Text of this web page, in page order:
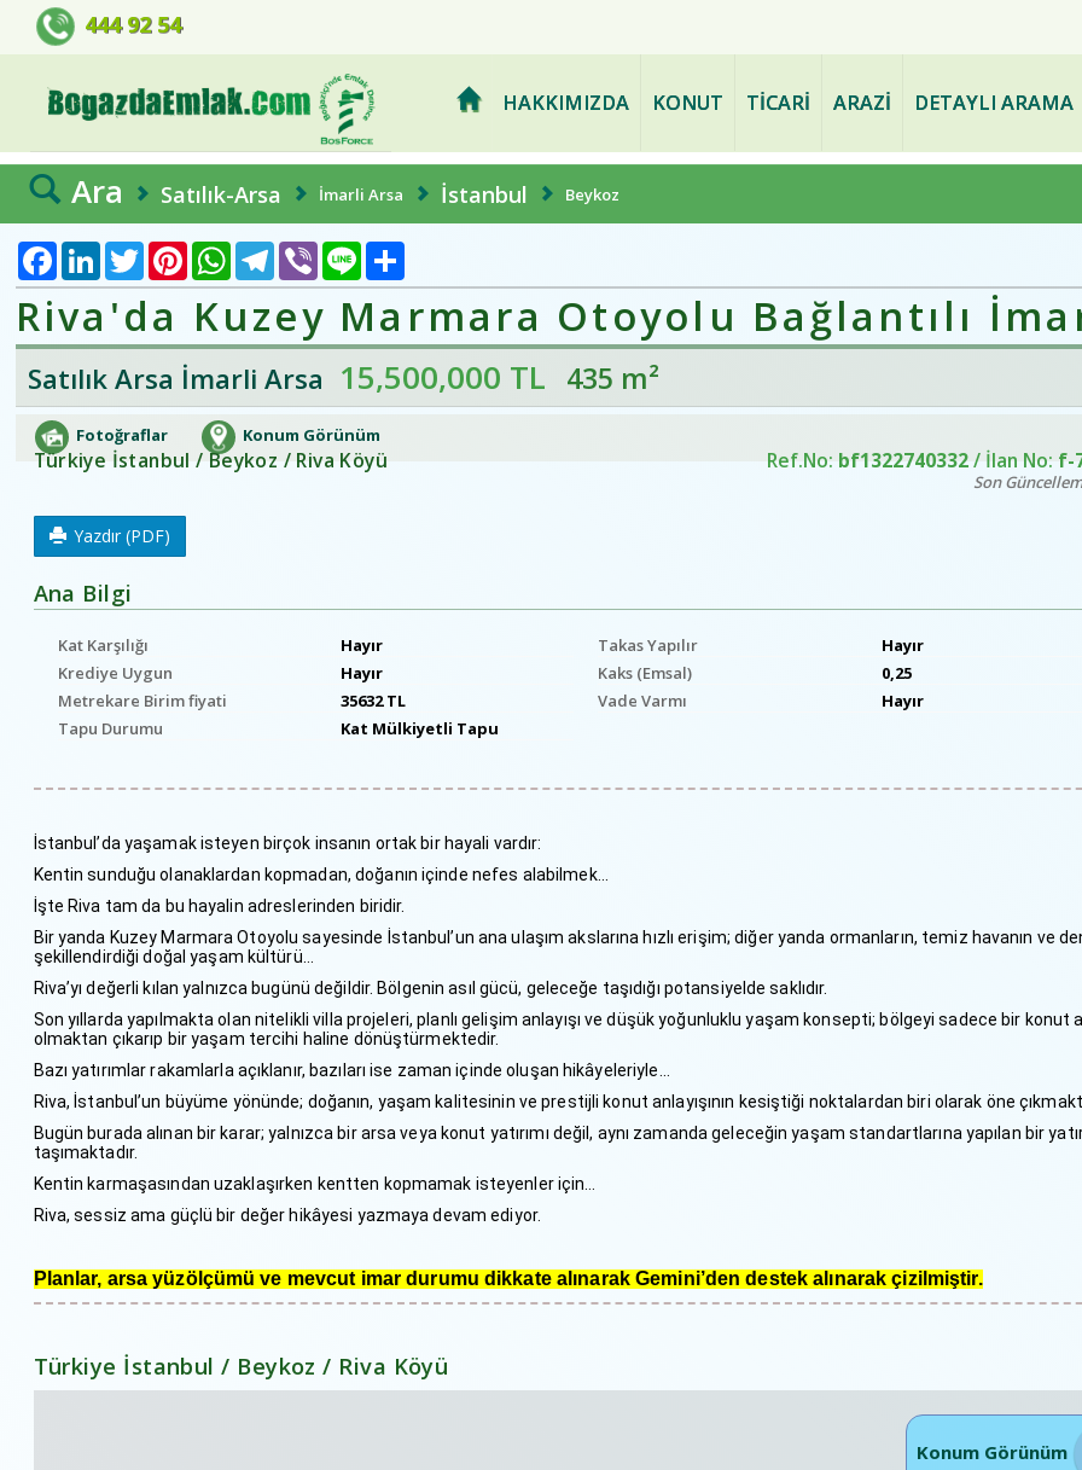
BOSFORCE EMLAK GELİŞTİRME ve PAZARLAMA -
444 92 54
HAKKIMIZDA KONUT TİCARİ ARAZİ DETAYLI ARAMA
Ara Satılık-Arsa İmarli Arsa İstanbul Beykoz
FacebookLinkedInTwitterPinterestWhatsAppTelegram
Viber Line Share
Riva'da Kuzey Marmara Otoyolu Bağlantılı
Satılık Arsa İmarli Arsa 15,500,000 TL 435 m²
Fotoğraflar Konum Görünüm
Türkiye İstanbul / Beykoz / Riva Köyü Ref.No: bf1322740332/ İlan No: f-
Son
Yazdır (PDF)
Ana Bilgi
Kat Karşılığı Hayır Takas Yapılır
Hayır
Krediye Uygun
Hayır Kaks (Emsal)
0,25
Metrekare Birim fiyati
35632 TL Vade Varmı
Hayır
Tapu Durumu
Kat Mülkiyetli Tapu
İstanbul’da yaşamak isteyen birçok insanın ortak bir hayali vardır:
Kentin sunduğu olanaklardan kopmadan, doğanın içinde nefes alabilmek…
İşte Riva tam da bu hayalin adreslerinden biridir.
Bir yanda Kuzey Marmara Otoyolu sayesinde İstanbul’un ana ulaşım akslarına hızlı erişim; diğer yanda ormanların, temiz havanın ve
şekillendirdiği doğal yaşam kültürü…
Riva’yı değerli kılan yalnızca bugünü değildir. Bölgenin asıl gücü, geleceğe taşıdığı potansiyelde saklıdır.
Son yıllarda yapılmakta olan nitelikli villa projeleri, planlı gelişim anlayışı ve düşük yoğunluklu yaşam konsepti; bölgeyi sadece bir konut
olmaktan çıkarıp bir yaşam tercihi haline dönüştürmektedir.
Bazı yatırımlar rakamlarla açıklanır, bazıları ise zaman içinde oluşan hikâyeleriyle…
Riva, İstanbul’un büyüme yönünde; doğanın, yaşam kalitesinin ve prestijli konut anlayışının kesiştiği noktalardan biri olarak öne
Bugün burada alınan bir karar; yalnızca bir arsa veya konut yatırımı değil, aynı zamanda geleceğin yaşam standartlarına yapılan bir
taşımaktadır.
Kentin karmaşasından uzaklaşırken kentten kopmamak isteyenler için…
Riva, sessiz ama güçlü bir değer hikâyesi yazmaya devam ediyor.
Planlar, arsa yüzölçümü ve mevcut imar durumu dikkate alınarak Gemini’den destek alınarak çizilmiştir.
Türkiye İstanbul / Beykoz / Riva Köyü
Konum Görünüm